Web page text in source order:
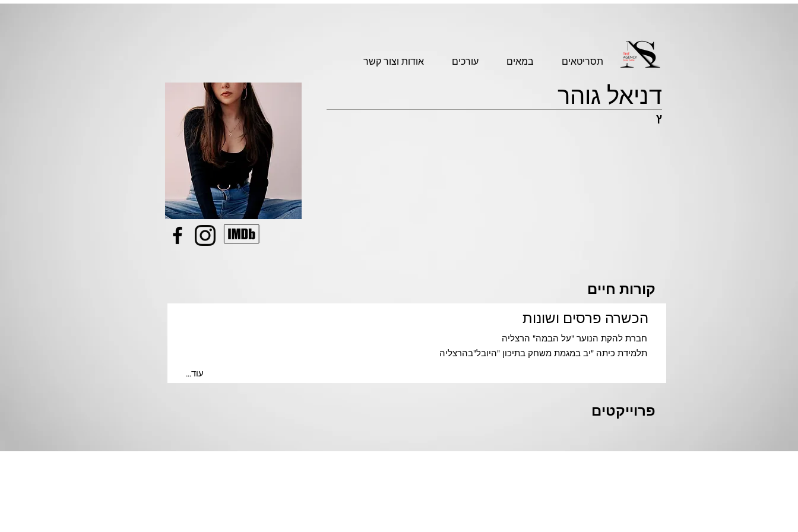
אודות וצור קשר עורכים במאים תסריטאים
דניאל גוהר
ץ
קורות חיים
הכשרה פרסים ושונות
חברת להקת הנוער "על הבמה" הרצליה
תלמידת כיתה "יב במגמת משחק בתיכון "היובל"בהרצליה
...עוד
פרוייקטים